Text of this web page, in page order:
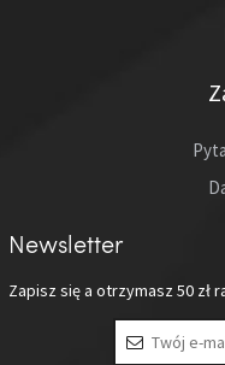
Newsletter
Zapisz się a otrzymasz50 zł